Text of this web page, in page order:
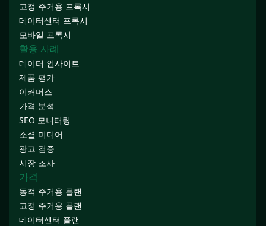
고정 주거용 프록시
데이터센터 프록시
모바일 프록시
활용 사례
데이터 인사이트
제품 평가
이커머스
가격 분석
SEO 모니터링
소셜 미디어
광고 검증
시장 조사
가격
동적 주거용 플랜
고정 주거용 플랜
데이터센터 플랜